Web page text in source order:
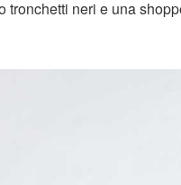
tronchetti neri e una